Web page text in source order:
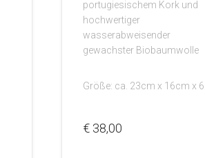
portugiesischem Kork und
hochwertiger
wasserabweisender
gewachster Biobaumwolle
Größe: ca. 23cm x 16cm x
€ 38,00